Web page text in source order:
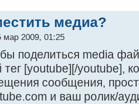
медиа?
мар 2009, 01:25
поделиться media
[youtube][/youtube],
сообщения,
и ваш ролик/